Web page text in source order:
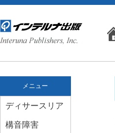
メニュー
ディサースリア
構音障害